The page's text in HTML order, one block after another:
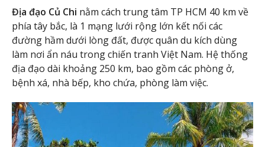
Địa đạo Củ Chi nằm cách trung tâm TP HCM 40 km về
phía tây bắc, là 1 mạng lưới rộng lớn kết nối các
đường hầm dưới lòng đất, được quân du kích dùng
làm nơi ẩn náu trong chiến tranh Việt Nam. Hệ thống
địa đạo dài khoảng 250 km, bao gồm các phòng ở,
bệnh xá, nhà bếp, kho chứa, phòng làm việc.